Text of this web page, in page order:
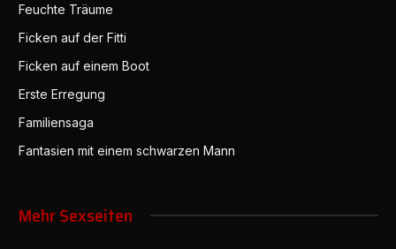
Feuchte Träume
Ficken auf der Fitti
Ficken auf einem Boot
Erste Erregung
Familiensaga
Fantasien mit einem schwarzen Mann
Mehr Sexseiten